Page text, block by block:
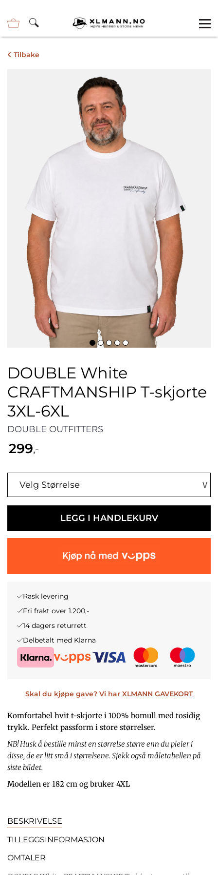
Tilbake
DOUBLE White
CRAFTMANSHIP T-skjorte
3XL-6XL
DOUBLE OUTFITTERS
Komfortabel hvit t-skjorte i 100% bomull med tosidig
trykk. Perfekt passform i store størrelser.
NB! Husk å bestille minst en størrelse større enn du pleier i
disse, de er litt små i størrelsene. Sjekk også måletabellen på
siste bildet.
Modellen er 182 cm og bruker 4XL
299,-
LEGG I HANDLEKURV
Rask levering
Fri frakt over 1.200,-
14 dagers returrett
Delbetalt med Klarna
Skal du kjøpe gave? Vi har XLMANN GAVEKORT
BESKRIVELSE
TILLEGGSINFORMASJON
OMTALER